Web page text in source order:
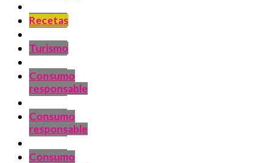
Recetas
Turismo
Consumo
responsable
Consumo
responsable
Consumo